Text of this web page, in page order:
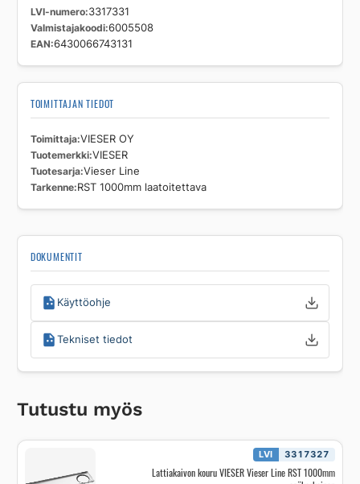
LVI-numero 3317331
Valmistajakoodi 6005508
EAN 6430066743131
TOIMITTAJAN TIEDOT
Toimittaja VIESER OY
Tuotemerkki VIESER
Tuotesarja Vieser Line
Tarkenne RST 1000mm laatoitettava
DOKUMENTIT
Käyttöohje
Tekniset tiedot
Tutustu myös
LVI 3317327
Lattiakaivon kouru VIESER Vieser Line RST 1000mm